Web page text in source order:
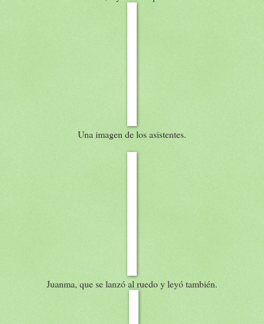
Una imagen de los asistentes.
Juanma, que se lanzó al ruedo y leyó también.